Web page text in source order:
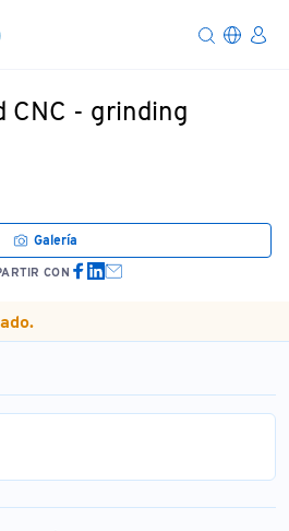
CNC - grinding
Galería
CON